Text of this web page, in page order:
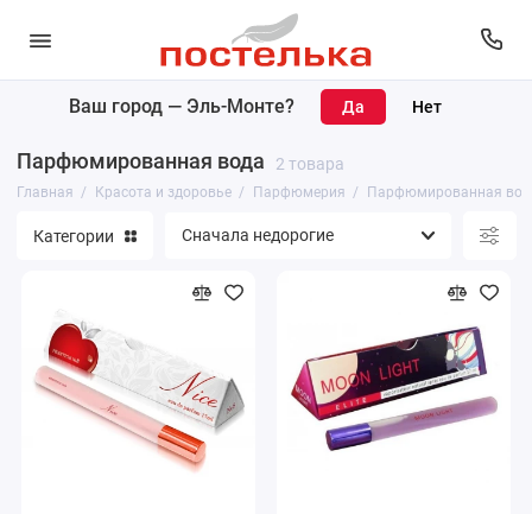
Ваш город — Эль-Монте?
Парфюмированная вода 2 товара
Главная Красота и здоровье Парфюмерия Парфюмированная
Карандаши для губ, глаз и бровей
Макияж
Уход за лицом
Парфюмерия
Уход за волосами
Маникюр и педикюр
Категории